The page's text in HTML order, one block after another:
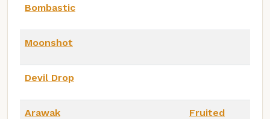
Bombastic
Moonshot
Devil Drop
Arawak
Fruited